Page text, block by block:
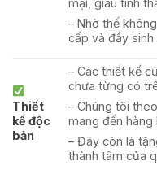
mại, giàu tính
– Nhờ thế
cấp và đầy sinh
Thiết
kế độc
bản
– Các thiết kế
chưa từng có
– Chúng tôi
mang đến
– Đây còn là
thành tâm của